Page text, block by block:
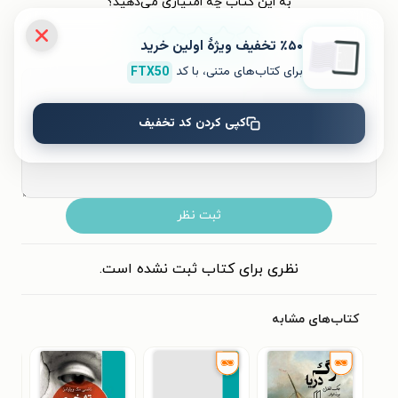
۵
ثبت نظر
نظری برای کتاب ثبت نشده است.
کتاب‌های مشابه
٪۵۰ تخفیف ویژۀ اولین خرید
برای کتاب‌های متنی، با کد FTX50
کپی کردن کد تخفیف